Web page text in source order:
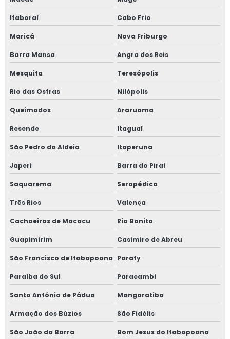
Itaboraí Cabo Frio
Maricá Nova Friburgo
Barra Mansa Angra dos Reis
Mesquita Teresópolis
Rio das Ostras Nilópolis
Queimados Araruama
Resende Itaguaí
São Pedro da Aldeia Itaperuna
Japeri Barra do Piraí
Saquarema Seropédica
Três Rios Valença
Cachoeiras de Macacu Rio Bonito
Guapimirim Casimiro de Abreu
São Francisco de Itabapoana Paraty
Paraíba do Sul Paracambi
Santo Antônio de Pádua Mangaratiba
Armação dos Búzios São Fidélis
São João da Barra Bom Jesus do Itabapoana